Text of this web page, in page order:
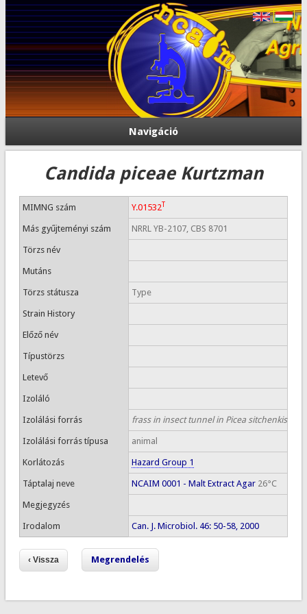
Navigáció
Candida piceae Kurtzman
MIMNG szám Y.01532T
Más gyűjteményi szám NRRL YB-2107, CBS 8701
Törzs név
Mutáns
Törzs státusza Type
Strain History
Előző név
Típustörzs
Letevő
Izoláló
Izolálási forrás frass in insect tunnel in Picea sitchenkis
Izolálási forrás típusa animal
Korlátozás Hazard Group 1
Táptalaj neve NCAIM 0001 - Malt Extract Agar26°C
Megjegyzés
Irodalom Can. J. Microbiol. 46: 50-58, 2000
Megrendelés